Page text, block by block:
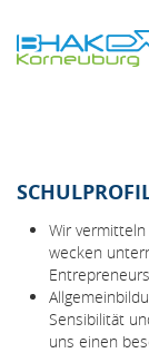
zum
Inhalt
Wir
wecken
Sensibilität
uns einen